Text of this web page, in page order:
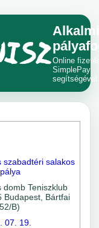
Alkalmi
Online
SimplePay
segítségével.
szabadtéri salakos
domb Teniszklub
Budapest, Bártfai
B)
07. 19.